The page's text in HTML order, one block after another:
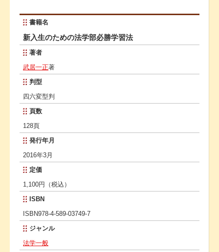
書籍名
新入生のための法学部必勝学習法
著者
武居一正著
判型
四六変型判
頁数
128頁
発行年月
2016年3月
定価
1,100円（税込）
ISBN
ISBN978-4-589-03749-7
ジャンル
法学一般